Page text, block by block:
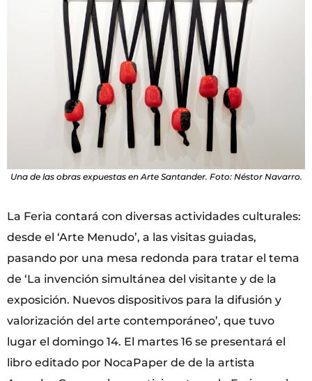
Una de las obras expuestas en Arte Santander. Foto: Néstor Navarro.
La Feria contará con diversas actividades culturales:
desde el ‘Arte Menudo’, a las visitas guiadas,
pasando por una mesa redonda para tratar el tema
de ‘La invención simultánea del visitante y de la
exposición. Nuevos dispositivos para la difusión y
valorización del arte contemporáneo’, que tuvo
lugar el domingo 14. El martes 16 se presentará el
libro editado por NocaPaper de de la artista